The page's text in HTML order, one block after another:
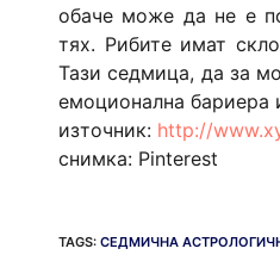
обаче може да не е
тях. Рибите имат
Тази седмица, да за
емоционална бариера
източник: http://
снимка: Pinterest
TAGS: СЕДМИЧНА